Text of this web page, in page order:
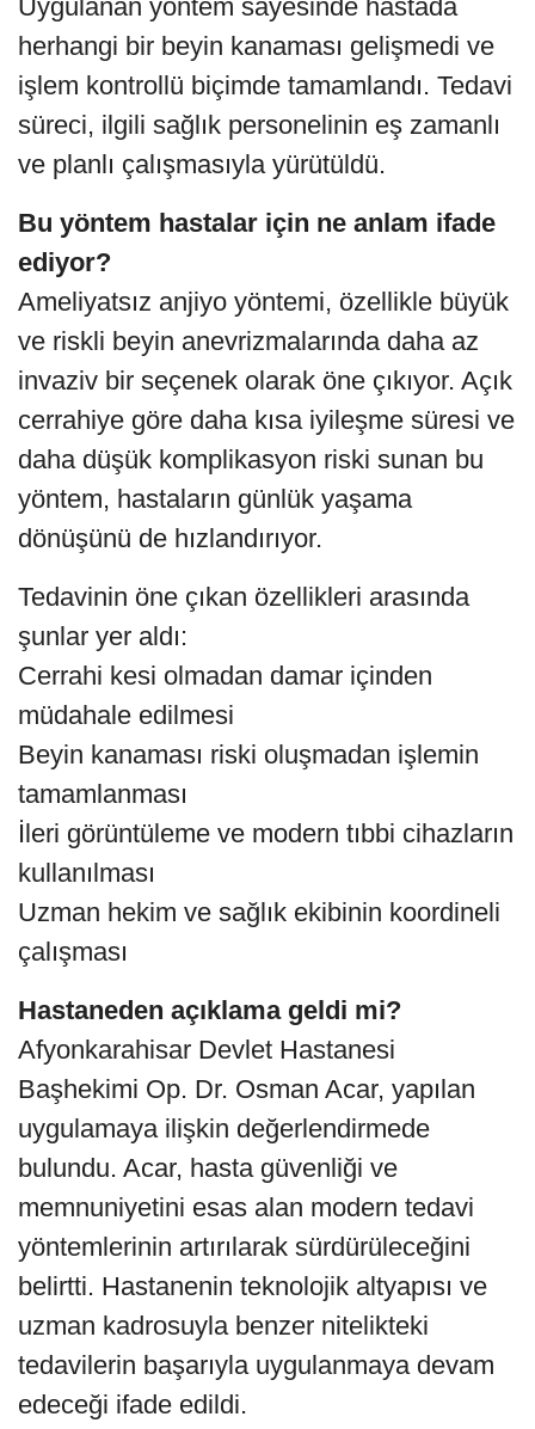
Uygulanan yöntem sayesinde hastada
herhangi bir beyin kanaması gelişmedi ve
işlem kontrollü biçimde tamamlandı. Tedavi
süreci, ilgili sağlık personelinin eş zamanlı
ve planlı çalışmasıyla yürütüldü.
Bu yöntem hastalar için ne anlam ifade
ediyor?
Ameliyatsız anjiyo yöntemi, özellikle büyük
ve riskli beyin anevrizmalarında daha az
invaziv bir seçenek olarak öne çıkıyor. Açık
cerrahiye göre daha kısa iyileşme süresi ve
daha düşük komplikasyon riski sunan bu
yöntem, hastaların günlük yaşama
dönüşünü de hızlandırıyor.
Tedavinin öne çıkan özellikleri arasında
şunlar yer aldı:
Cerrahi kesi olmadan damar içinden
müdahale edilmesi
Beyin kanaması riski oluşmadan işlemin
tamamlanması
İleri görüntüleme ve modern tıbbi cihazların
kullanılması
Uzman hekim ve sağlık ekibinin koordineli
çalışması
Hastaneden açıklama geldi mi?
Afyonkarahisar Devlet Hastanesi
Başhekimi Op. Dr. Osman Acar, yapılan
uygulamaya ilişkin değerlendirmede
bulundu. Acar, hasta güvenliği ve
memnuniyetini esas alan modern tedavi
yöntemlerinin artırılarak sürdürüleceğini
belirtti. Hastanenin teknolojik altyapısı ve
uzman kadrosuyla benzer nitelikteki
tedavilerin başarıyla uygulanmaya devam
edeceği ifade edildi.